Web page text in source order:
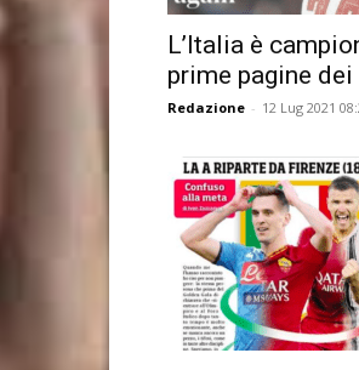
L’Italia è
prime pagine
Redazione - 12 Lug 2021